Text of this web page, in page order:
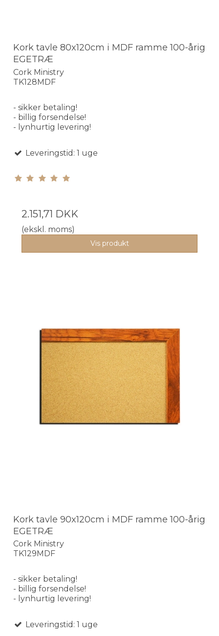
Kork tavle 80x120cm i MDF ramme 100-årig
EGETRÆ
Cork Ministry
TK128MDF
- sikker betaling!
- billig forsendelse!
- lynhurtig levering!
Leveringstid: 1 uge
2.151,71 DKK
(ekskl. moms)
Vis produkt
Kork tavle 90x120cm i MDF ramme 100-årig
EGETRÆ
Cork Ministry
TK129MDF
- sikker betaling!
- billig forsendelse!
- lynhurtig levering!
Leveringstid: 1 uge